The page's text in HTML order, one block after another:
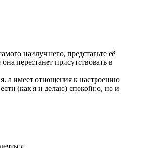
наилучшего, представьте её
перестанет присутствовать в
а имеет отнощения к настроению
(как я и делаю) спокойно, но и